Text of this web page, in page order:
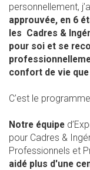
personnellement,
approuvée, en 6
les Cadres &
pour soi et se
confort de vie que
C’est le programme
Notre équipe
pour Cadres &
Professionnels et
aidé plus d'une